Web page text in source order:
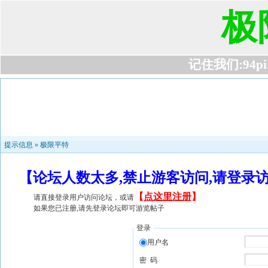
极
记住我们
提示信息 » 极限平特
【论坛人数太多,禁止游客访问,请登
请直接登录用户访问论坛，或请 【 点这里注册】
如果您已注册,请先登录论坛即可游览帖子
登录
用户名
密 码